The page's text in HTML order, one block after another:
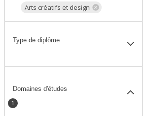
Arts créatifs et design
Type de diplôme
Domaines d'études
1